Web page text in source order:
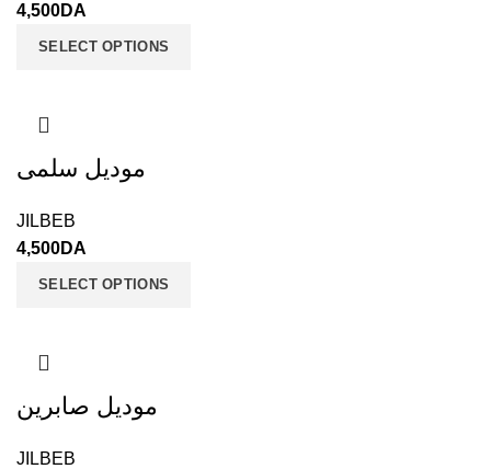
4,500DA
SELECT OPTIONS
موديل سلمى
JILBEB
4,500DA
SELECT OPTIONS
موديل صابرين
JILBEB